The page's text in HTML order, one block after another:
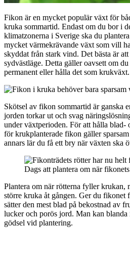
Fikon är en mycket populär växt för
kruka sommartid. Endast om du bor i
klimatzonerna i Sverige ska du
mycket värmekrävande växt som vill
skyddat från stark vind. Det bästa är
sydvästläge. Detta gäller oavsett om
permanent eller hålla det som krukväxt.
Skötsel av fikon sommartid är ganska
jorden torkar ut och svag
under växtperioden. För att hålla blad-
för krukplanterade fikon gäller
annars lär du få ett bry när växten ska
Dags att plantera om när
Plantera om när rötterna fyller krukan,
större kruka åt gången. Ger du fikonet
sätter den mest blad på bekostnad av
lucker och porös jord. Man kan
gödsel vid plantering.